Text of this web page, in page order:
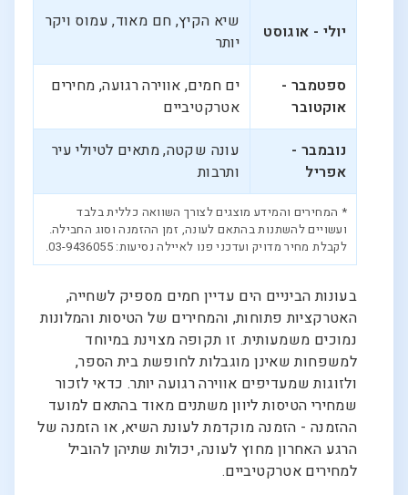
יולי - אוגוסט
שיא הקיץ, חם מאוד, עמוס ויקר
יותר
ספטמבר -
אוקטובר
ים חמים, אווירה רגועה, מחירים
אטרקטיביים
נובמבר -
אפריל
עונה שקטה, מתאים לטיולי עיר
ותרבות
* המחירים והמידע מוצגים לצורך השוואה כללית בלבד
ועשויים להשתנות בהתאם לעונה, זמן ההזמנה וסוג החבילה.
לקבלת מחיר מדויק ועדכני פנו לאיילה נסיעות: 03-9436055.
בעונות הביניים הים עדיין חמים מספיק לשחייה,
האטרקציות פתוחות, והמחירים של הטיסות והמלונות
נמוכים משמעותית. זו תקופה מצוינת במיוחד
למשפחות שאינן מוגבלות לחופשת בית הספר,
ולזוגות שמעדיפים אווירה רגועה יותר. כדאי לזכור
שמחירי הטיסות ליוון משתנים מאוד בהתאם למועד
ההזמנה - הזמנה מוקדמת לעונת השיא, או הזמנה של
הרגע האחרון מחוץ לעונה, יכולות שתיהן להוביל
למחירים אטרקטיביים.